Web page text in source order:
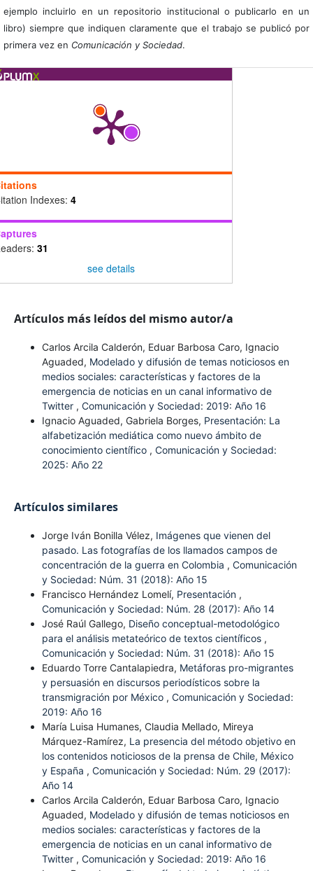
ejemplo incluirlo en un repositorio institucional o publicarlo en un
libro) siempre que indiquen claramente que el trabajo se publicó por
primera vez en Comunicación y Sociedad.
Indexes: 4
31
see details
Artículos más leídos del mismo autor/a
Carlos Arcila Calderón, Eduar Barbosa Caro, Ignacio
Aguaded, Modelado y difusión de temas noticiosos en
medios sociales: características y factores de la
emergencia de noticias en un canal informativo de
Twitter , Comunicación y Sociedad: 2019: Año 16
Ignacio Aguaded, Gabriela Borges, Presentación: La
alfabetización mediática como nuevo ámbito de
conocimiento científico , Comunicación y Sociedad:
2025: Año 22
Artículos similares
Jorge Iván Bonilla Vélez, Imágenes que vienen del
pasado. Las fotografías de los llamados campos de
concentración de la guerra en Colombia , Comunicación
y Sociedad: Núm. 31 (2018): Año 15
Francisco Hernández Lomelí, Presentación ,
Comunicación y Sociedad: Núm. 28 (2017): Año 14
José Raúl Gallego, Diseño conceptual-metodológico
para el análisis metateórico de textos científicos ,
Comunicación y Sociedad: Núm. 31 (2018): Año 15
Eduardo Torre Cantalapiedra, Metáforas pro-migrantes
y persuasión en discursos periodísticos sobre la
transmigración por México , Comunicación y Sociedad:
2019: Año 16
María Luisa Humanes, Claudia Mellado, Mireya
Márquez-Ramírez, La presencia del método objetivo en
los contenidos noticiosos de la prensa de Chile, México
y España , Comunicación y Sociedad: Núm. 29 (2017):
Año 14
Carlos Arcila Calderón, Eduar Barbosa Caro, Ignacio
Aguaded, Modelado y difusión de temas noticiosos en
medios sociales: características y factores de la
emergencia de noticias en un canal informativo de
Twitter , Comunicación y Sociedad: 2019: Año 16